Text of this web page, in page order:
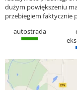
dużym powiększeniu
przebiegiem faktycznie
autostrada